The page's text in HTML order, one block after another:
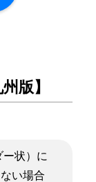
版】
状）に
い場合